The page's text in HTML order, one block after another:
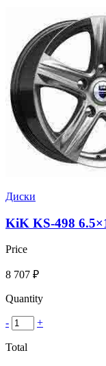
Диски
KiK KS-498
Price
8 707 ₽
Quantity
- +
Total